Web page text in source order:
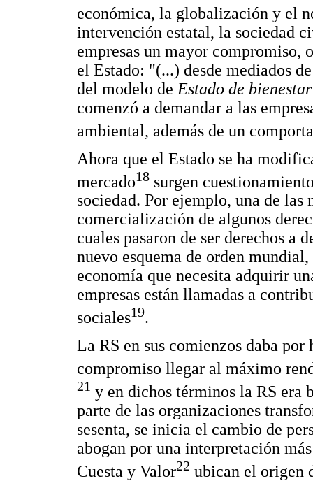
económica, la globalización y el
intervención estatal, la sociedad
empresas un mayor compromiso,
el Estado: "(...) desde mediados
del modelo de Estado de
comenzó a demandar a las
ambiental, además de un
Ahora que el Estado se ha
mercado18 surgen
sociedad. Por ejemplo, una de las
comercialización de algunos
cuales pasaron de ser derechos a
nuevo esquema de orden
economía que necesita adquirir
empresas están llamadas a
sociales19.
La RS en sus comienzos daba
compromiso llegar al máximo
21 y en dichos términos la RS era
parte de las organizaciones
sesenta, se inicia el cambio de
abogan por una interpretación
Cuesta y Valor22 ubican el origen